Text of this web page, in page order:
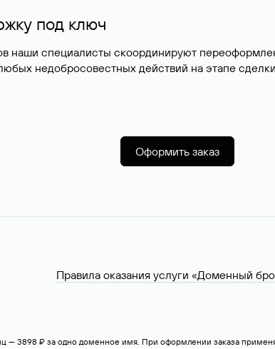
под ключ
наши специалисты скоординируют
недобросовестных действий на этапе
Оформить заказ
Правила оказания услуги «Доменный
— 3898 ₽ за одно доменное имя. При оформлении заказа